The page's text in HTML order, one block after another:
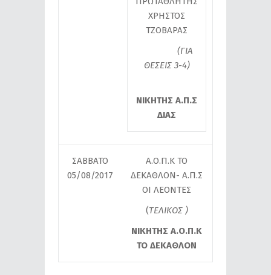
ΧΡΗΣΤΟΣ
ΤΖΟΒΑΡΑΣ
(ΓΙΑ
ΘΕΣΕΙΣ 3-4)
ΝΙΚΗΤΗΣ Α.Π.Σ
ΔΙΑΣ
ΣΑΒΒΑΤΟ
05/08/2017
Α.Ο.Π.Κ ΤΟ
ΔΕΚΑΘΛΟΝ- Α.Π.Σ
ΟΙ ΛΕΟΝΤΕΣ
(ΤΕΛΙΚΟΣ )
ΝΙΚΗΤΗΣ Α.Ο.Π.Κ
ΤΟ ΔΕΚΑΘΛΟΝ